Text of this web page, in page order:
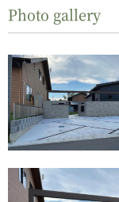
Photo gallery